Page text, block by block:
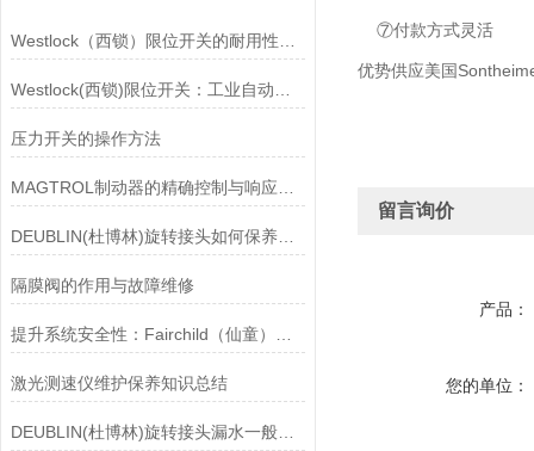
压力开关的操作方法
DEUBLIN(杜博林)旋转接头如何保养？需要注意哪些事项？
隔膜阀的作用与故障维修
激光测速仪维护保养知识总结
DEUBLIN(杜博林)旋转接头漏水一般应从以下几个方面来找原因
⑦付款方式灵活
优势供应美国
留言询价
产品：
您的单位：